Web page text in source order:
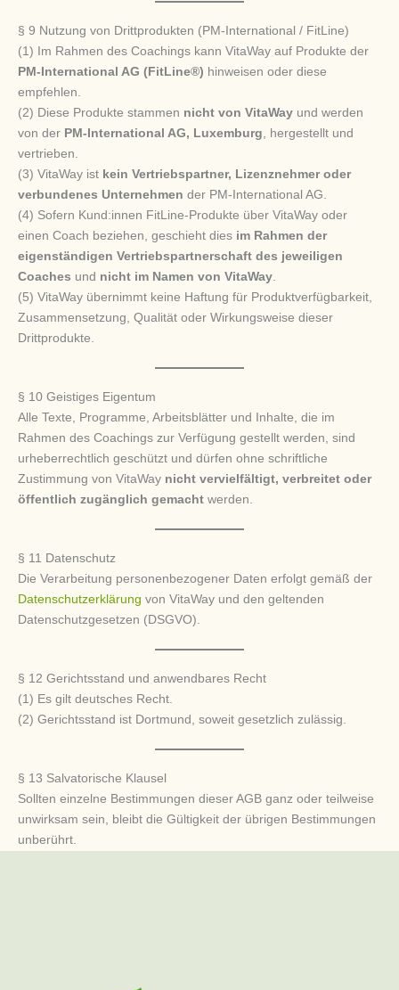
§ 9 Nutzung von Drittprodukten (PM-International / FitLine)
(1) Im Rahmen des Coachings kann VitaWay auf Produkte der
PM-International AG (FitLine®) hinweisen oder diese
empfehlen.
(2) Diese Produkte stammen nicht von VitaWay und werden
von der PM-International AG, Luxemburg , hergestellt und
vertrieben.
(3) VitaWay ist kein Vertriebspartner, Lizenznehmer oder
verbundenes Unternehmen der PM-International AG.
(4) Sofern Kund:innen FitLine-Produkte über VitaWay oder
einen Coach beziehen, geschieht dies im Rahmen der
eigenständigen Vertriebspartnerschaft des jeweiligen
Coaches und nicht im Namen von VitaWay
(5) VitaWay übernimmt keine Haftung für Produktverfügbarkeit,
Zusammensetzung, Qualität oder Wirkungsweise dieser
Drittprodukte.
§ 10 Geistiges Eigentum
Alle Texte, Programme, Arbeitsblätter und Inhalte, die im
Rahmen des Coachings zur Verfügung gestellt werden, sind
urheberrechtlich geschützt und dürfen ohne schriftliche
Zustimmung von VitaWay nicht vervielfältigt, verbreitet oder
öffentlich zugänglich gemacht werden.
§ 11 Datenschutz
Die Verarbeitung personenbezogener Daten erfolgt gemäß der
Datenschutzerklärung von VitaWay und den geltenden
Datenschutzgesetzen (DSGVO).
§ 12 Gerichtsstand und anwendbares Recht
(1) Es gilt deutsches Recht.
(2) Gerichtsstand ist Dortmund, soweit gesetzlich zulässig.
§ 13 Salvatorische Klausel
Sollten einzelne Bestimmungen dieser AGB ganz oder teilweise
unwirksam sein, bleibt die Gültigkeit der übrigen Bestimmungen
unberührt.